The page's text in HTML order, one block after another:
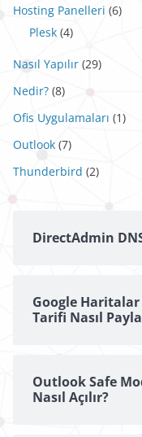
Hosting Panelleri (6)
Plesk (4)
Nasıl Yapılır (29)
Nedir? (8)
Ofis Uygulamaları (1)
Outlook (7)
Thunderbird (2)
DirectAdmin
Google Haritalar
Tarifi Nasıl
Outlook Safe
Nasıl Açılır?